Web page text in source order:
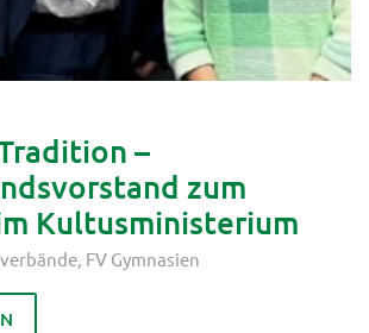
–
zum
Kultusministerium
, FV Gymnasien